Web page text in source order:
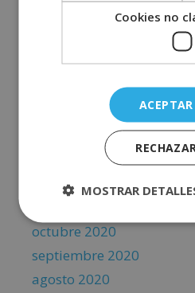
mayo 2021
febrero 2021
diciembre 2020
octubre 2020
septiembre 2020
agosto 2020
Cookies no
MOSTRAR